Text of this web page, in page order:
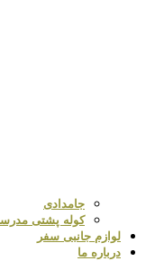
جامدادی
کوله پشتی مدرسه
لوازم جانبی سفر
درباره ما